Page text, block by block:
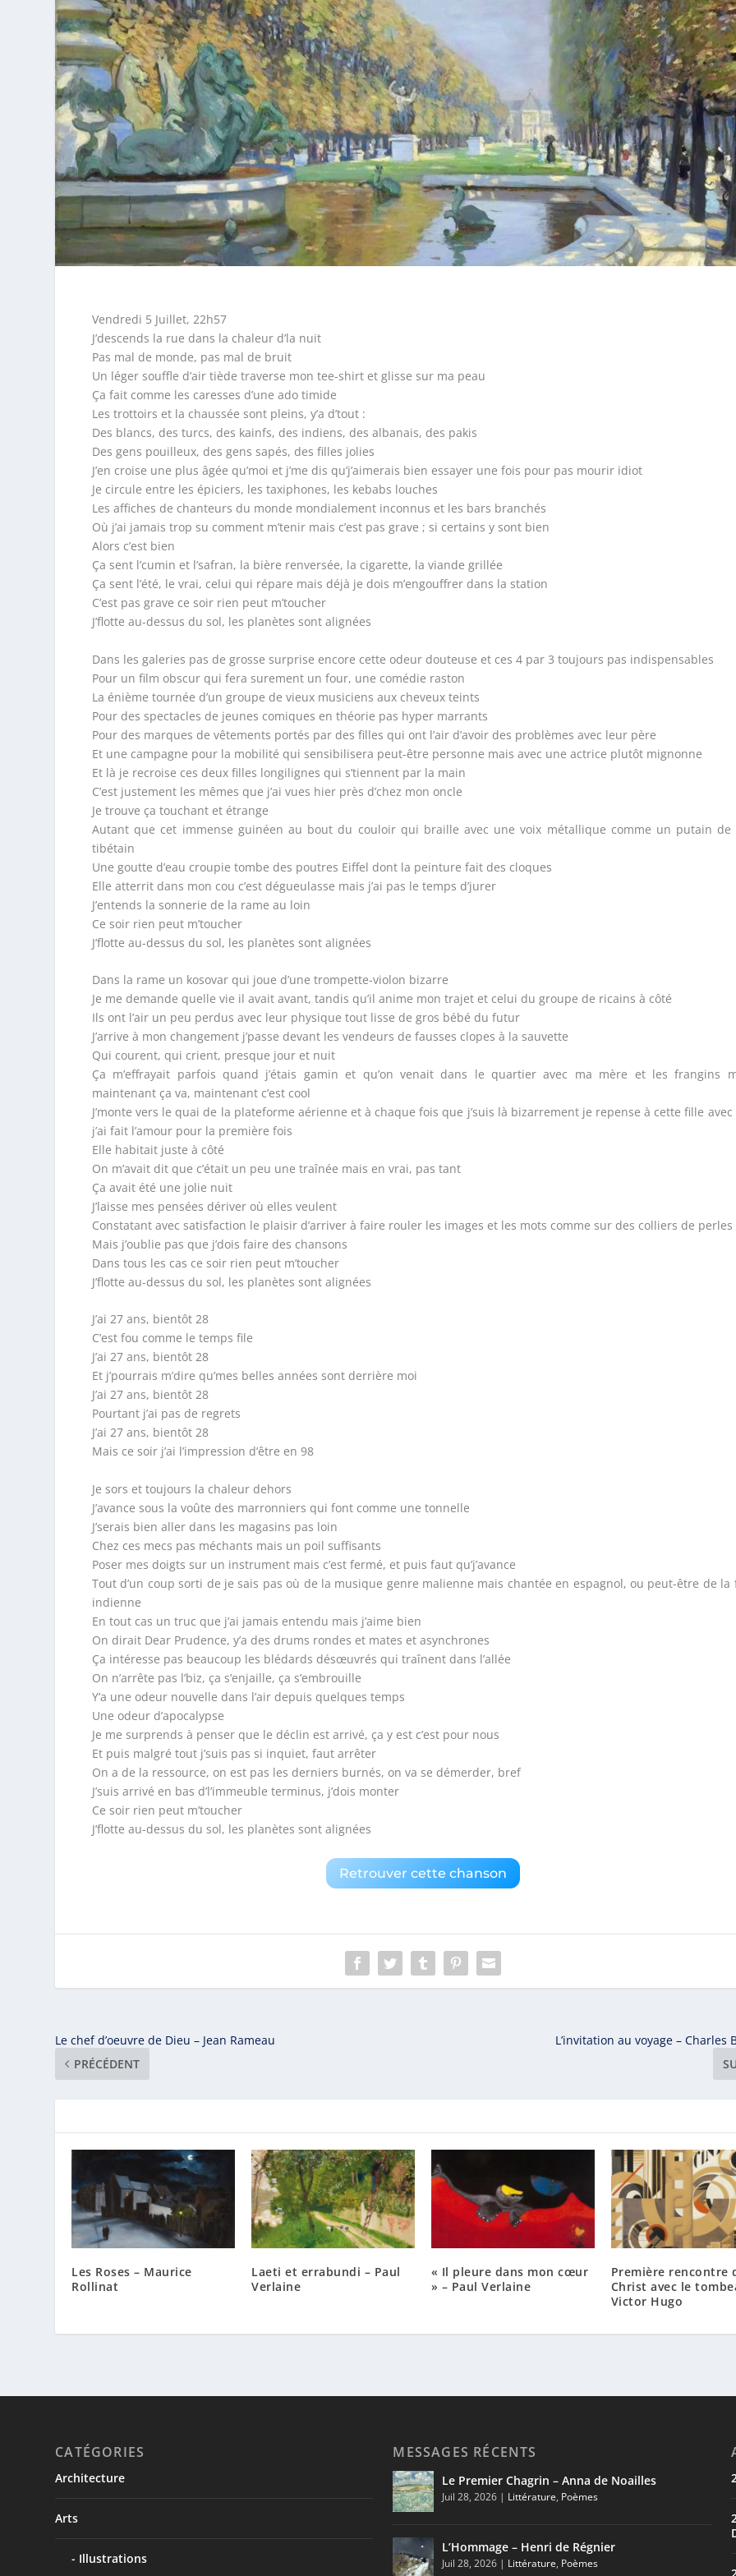
Vendredi 5 Juillet, 22h57
J’descends la rue dans la chaleur d’la nuit
Pas mal de monde, pas mal de bruit
Un léger souffle d’air tiède traverse mon tee-shirt et glisse sur ma peau
Ça fait comme les caresses d’une ado timide
Les trottoirs et la chaussée sont pleins, y’a d’tout :
Des blancs, des turcs, des kainfs, des indiens, des albanais, des pakis
Des gens pouilleux, des gens sapés, des filles jolies
J’en croise une plus âgée qu’moi et j’me dis qu’j’aimerais bien essayer une fois pour pas mourir idiot
Je circule entre les épiciers, les taxiphones, les kebabs louches
Les affiches de chanteurs du monde mondialement inconnus et les bars branchés
Où j’ai jamais trop su comment m’tenir mais c’est pas grave ; si certains y sont bien
Alors c’est bien
Ça sent l’cumin et l’safran, la bière renversée, la cigarette, la viande grillée
Ça sent l’été, le vrai, celui qui répare mais déjà je dois m’engouffrer dans la station
C’est pas grave ce soir rien peut m’toucher
J’flotte au-dessus du sol, les planètes sont alignées
Dans les galeries pas de grosse surprise encore cette odeur douteuse et ces 4 par 3 toujours pas indispensables
Pour un film obscur qui fera surement un four, une comédie raston
La énième tournée d’un groupe de vieux musiciens aux cheveux teints
Pour des spectacles de jeunes comiques en théorie pas hyper marrants
Pour des marques de vêtements portés par des filles qui ont l’air d’avoir des problèmes avec leur père
Et une campagne pour la mobilité qui sensibilisera peut-être personne mais avec une actrice plutôt mignonne
Et là je recroise ces deux filles longilignes qui s’tiennent par la main
C’est justement les mêmes que j’ai vues hier près d’chez mon oncle
Je trouve ça touchant et étrange
Autant que cet immense guinéen au bout du couloir qui braille avec une voix métallique comme un putain de
tibétain
Une goutte d’eau croupie tombe des poutres Eiffel dont la peinture fait des cloques
Elle atterrit dans mon cou c’est dégueulasse mais j’ai pas le temps d’jurer
J’entends la sonnerie de la rame au loin
Ce soir rien peut m’toucher
J’flotte au-dessus du sol, les planètes sont alignées
Dans la rame un kosovar qui joue d’une trompette-violon bizarre
Je me demande quelle vie il avait avant, tandis qu’il anime mon trajet et celui du groupe de ricains à côté
Ils ont l’air un peu perdus avec leur physique tout lisse de gros bébé du futur
J’arrive à mon changement j’passe devant les vendeurs de fausses clopes à la sauvette
Qui courent, qui crient, presque jour et nuit
Ça m’effrayait parfois quand j’étais gamin et qu’on venait dans le quartier avec ma mère et les frangins
maintenant ça va, maintenant c’est cool
J’monte vers le quai de la plateforme aérienne et à chaque fois que j’suis là bizarrement je repense à cette fille
j’ai fait l’amour pour la première fois
Elle habitait juste à côté
On m’avait dit que c’était un peu une traînée mais en vrai, pas tant
Ça avait été une jolie nuit
J’laisse mes pensées dériver où elles veulent
Constatant avec satisfaction le plaisir d’arriver à faire rouler les images et les mots comme sur des colliers de perles
Mais j’oublie pas que j’dois faire des chansons
Dans tous les cas ce soir rien peut m’toucher
J’flotte au-dessus du sol, les planètes sont alignées
J’ai 27 ans, bientôt 28
C’est fou comme le temps file
J’ai 27 ans, bientôt 28
Et j’pourrais m’dire qu’mes belles années sont derrière moi
J’ai 27 ans, bientôt 28
Pourtant j’ai pas de regrets
J’ai 27 ans, bientôt 28
Mais ce soir j’ai l’impression d’être en 98
Je sors et toujours la chaleur dehors
J’avance sous la voûte des marronniers qui font comme une tonnelle
J’serais bien aller dans les magasins pas loin
Chez ces mecs pas méchants mais un poil suffisants
Poser mes doigts sur un instrument mais c’est fermé, et puis faut qu’j’avance
Tout d’un coup sorti de je sais pas où de la musique genre malienne mais chantée en espagnol, ou peut-être de la
indienne
En tout cas un truc que j’ai jamais entendu mais j’aime bien
On dirait Dear Prudence, y’a des drums rondes et mates et asynchrones
Ça intéresse pas beaucoup les blédards désœuvrés qui traînent dans l’allée
On n’arrête pas l’biz, ça s’enjaille, ça s’embrouille
Y’a une odeur nouvelle dans l’air depuis quelques temps
Une odeur d’apocalypse
Je me surprends à penser que le déclin est arrivé, ça y est c’est pour nous
Et puis malgré tout j’suis pas si inquiet, faut arrêter
On a de la ressource, on est pas les derniers burnés, on va se démerder, bref
J’suis arrivé en bas d’l’immeuble terminus, j’dois monter
Ce soir rien peut m’toucher
J’flotte au-dessus du sol, les planètes sont alignées
Retrouver cette chanson
Le chef d’oeuvre de Dieu – Jean Rameau
PRÉCÉDENT
L’invitation au voyage – Charles
Les Roses – Maurice
Rollinat
Laeti et errabundi – Paul
Verlaine
« Il pleure dans mon cœur
» – Paul Verlaine
Première rencontre
Christ avec le
Victor Hugo
CATÉGORIES
Architecture
Arts
Illustrations
MESSAGES RÉCENTS
Le Premier Chagrin – Anna de Noailles
Juil 28, 2026 | Littérature, Poèmes
L’Hommage – Henri de Régnier
Juil 28, 2026 | Littérature, Poèmes